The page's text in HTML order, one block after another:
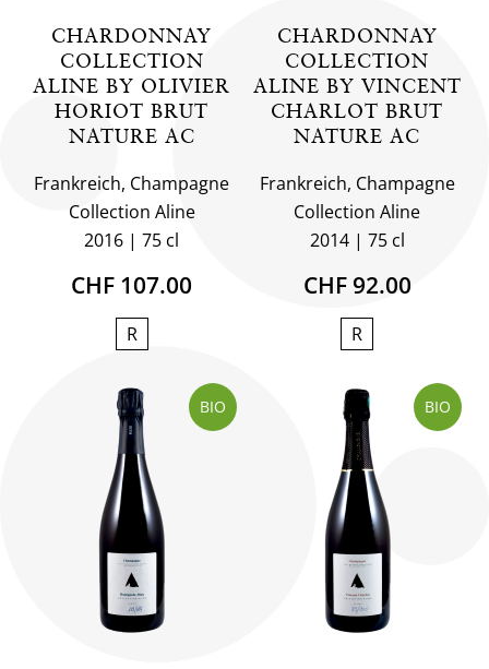
CHARDONNAY
COLLECTION
ALINE BY OLIVIER
HORIOT BRUT
NATURE AC
Frankreich, Champagne
Collection Aline
2016
75 cl
CHF 107.00
R
CHARDONNAY
COLLECTION
ALINE BY VINCENT
CHARLOT BRUT
NATURE AC
Frankreich, Champagne
Collection Aline
2014
75 cl
CHF 92.00
R
BIO BIO